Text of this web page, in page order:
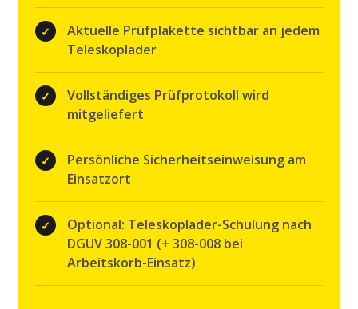
Aktuelle Prüfplakette sichtbar an jedem
Teleskoplader
Vollständiges Prüfprotokoll wird
mitgeliefert
Persönliche Sicherheitseinweisung am
Einsatzort
Optional: Teleskoplader-Schulung nach
DGUV 308-001 (+ 308-008 bei
Arbeitskorb-Einsatz)